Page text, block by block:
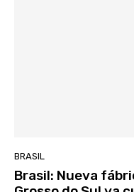
BRASIL
Brasil: Nueva